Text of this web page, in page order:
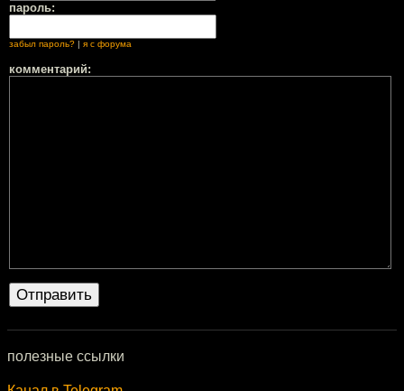
пароль:
забыл пароль? я с форума
комментарий:
полезные ссылки